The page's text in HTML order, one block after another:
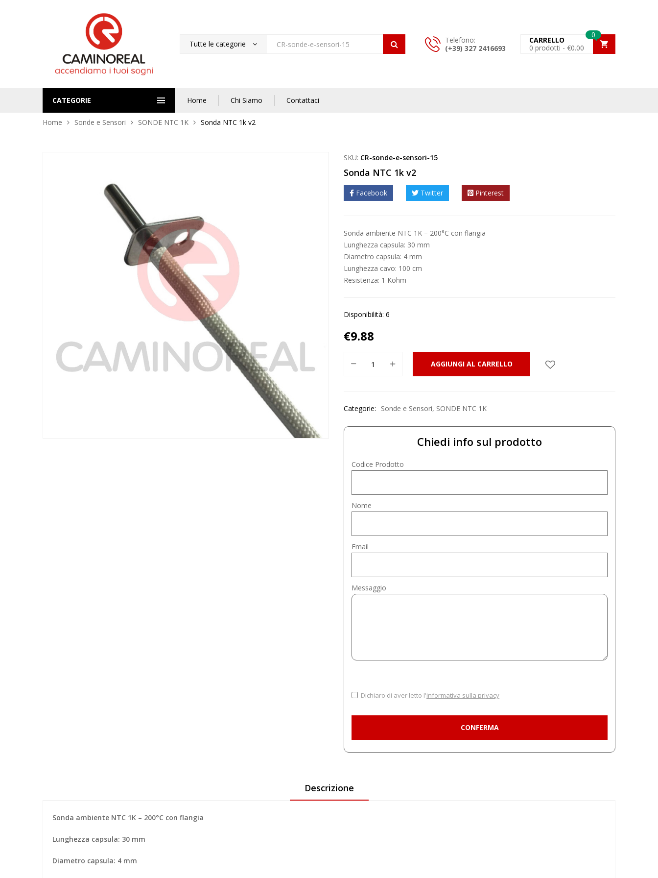
Tutte le categorie
Telefono:
(+39) 327 2416693
0
CARRELLO
0 prodotti - €0.00
CATEGORIE Home Chi Siamo Contattaci
Home Sonde e Sensori SONDE NTC 1K Sonda NTC 1k v2
SKU: CR-sonde-e-sensori-15
Sonda NTC 1k v2
Facebook Twitter Pinterest
Sonda ambiente NTC 1K – 200°C con flangia
Lunghezza capsula: 30 mm
Diametro capsula: 4 mm
Lunghezza cavo: 100 cm
Resistenza: 1 Kohm
Disponibilità: 6
€9.88
AGGIUNGI AL CARRELLO
Categorie: Sonde e Sensori, SONDE NTC 1K
Chiedi info sul prodotto
Codice Prodotto
Nome
Email
Messaggio
Dichiaro di aver letto l'informativa sulla privacy
Descrizione
Sonda ambiente NTC 1K – 200°C con flangia
Lunghezza capsula: 30 mm
Diametro capsula: 4 mm